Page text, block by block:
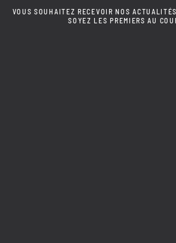
VOUS SOUHAITEZ RECEVOIR NOS
SOYEZ LES PREMIERS AU